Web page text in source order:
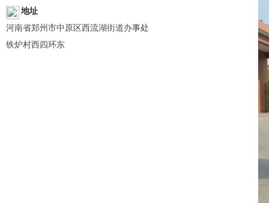
地址
河南省郑州市中原区西流湖街道办事处
铁炉村西四环东